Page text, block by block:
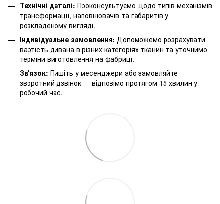
Технічні деталі: Проконсультуємо щодо типів механізмів
трансформації, наповнювачів та габаритів у
розкладеному вигляді.
Індивідуальне замовлення: Допоможемо розрахувати
вартість дивана в різних категоріях тканин та уточнимо
терміни виготовлення на фабриці.
Зв'язок: Пишіть у месенджери або замовляйте
зворотний дзвінок — відповімо протягом 15 хвилин у
робочий час.